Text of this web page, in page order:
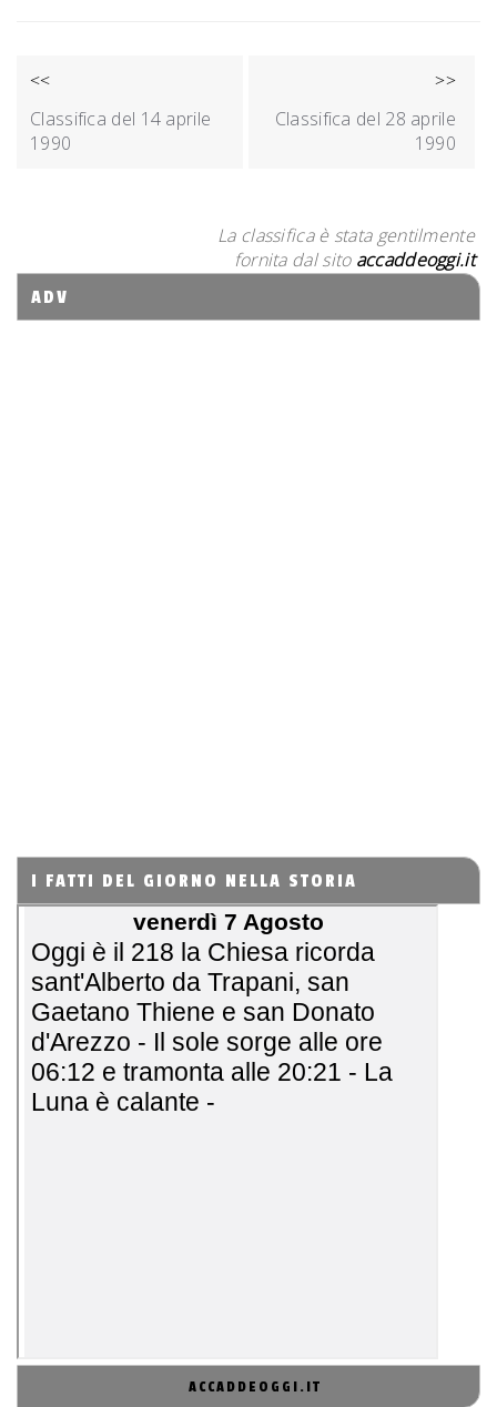
NAVIGAZIONE
ARTICOLI
<<
Classifica del 14 aprile
1990
>>
Classifica del 28 aprile
1990
La classifica è stata gentilmente
fornita dal sito accaddeoggi.it
ADV
I FATTI DEL GIORNO NELLA STORIA
ACCADDEOGGI.IT